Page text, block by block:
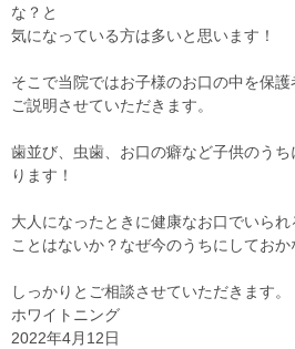
な？と
気になっている方は多いと思います！
そこで当院ではお子様のお口の中を保護
ご説明させていただきます。
歯並び、虫歯、お口の癖など子供のう
ります！
大人になったときに健康なお口でいら
ことはないか？なぜ今のうちにしてお
しっかりとご相談させていただきます。
ホワイトニング
2022年4月12日